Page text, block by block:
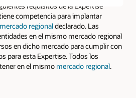
requisitos de la Expertise
competencia para implantar
mercado regionaldeclarado. Las
en el mismo mercado regional
en dicho mercado para cumplir con
para esta Expertise. Todos los
en el mismo mercado regional.